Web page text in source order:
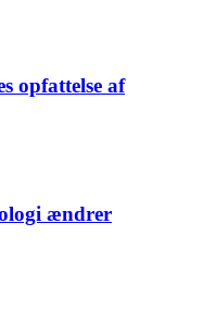
opfattelse af
ændrer